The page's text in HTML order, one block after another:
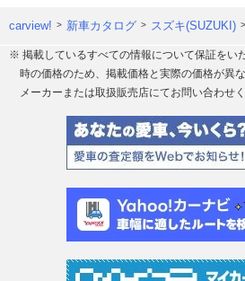
carview! 新車カタログ スズキ(SUZUKI)
※ 掲載しているすべての情報について保証をい
時の価格のため、掲載価格と実際の価格が異
メーカーまたは取扱販売店にてお問い合わせく